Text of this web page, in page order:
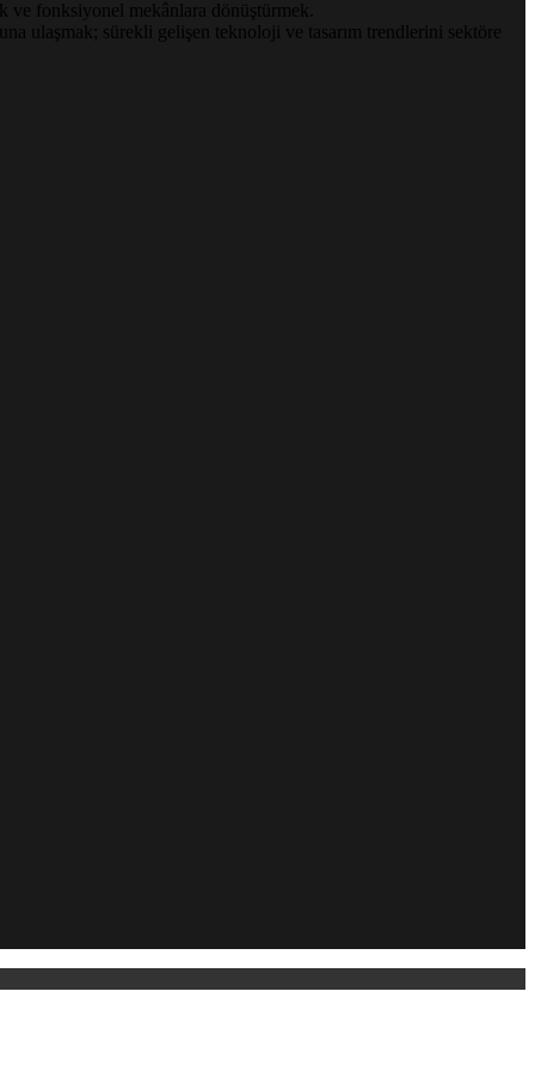
ve fonksiyonel mekânlara dönüştürmek.
ulaşmak; sürekli gelişen teknoloji ve tasarım trendlerini sektöre